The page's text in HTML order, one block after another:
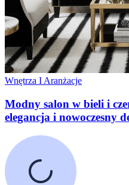
Wnętrza I Aranżacje
Modny salon w bieli i
elegancja i nowoczesny